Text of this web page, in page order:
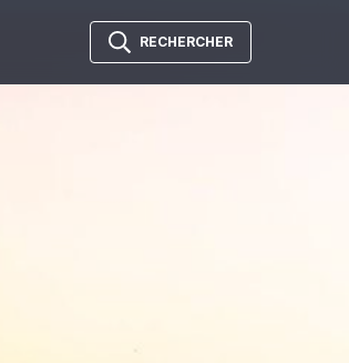
RECHERCHER